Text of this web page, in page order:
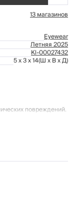
13 магазинов
Eyewear
Летняя 2025
Kl-00027432
5 x 3 x 14(Ш x В x Д)
повреждений.